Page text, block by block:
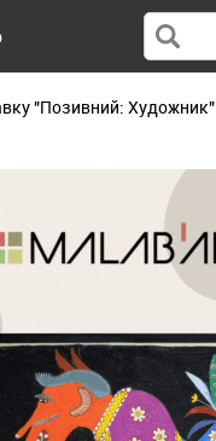
"Позивний: Художник"